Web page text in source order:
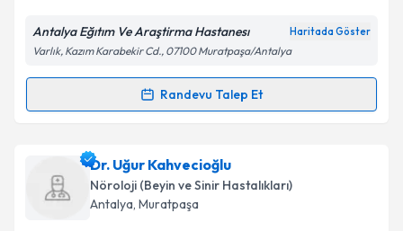
Kişisel verilerimin işlenmesine ilişkinAydınlatma
'ni okudum ve kişisel verilerimin belirtilen
kapsamda işlenmesini kabul ediyorum.
Takvim Talebini Gönder
Antalya Eğıtım Ve Araştirma Hastanesı Haritada Göster
Varlık, Kazım Karabekir Cd., 07100 Muratpaşa/Antalya
Randevu Talep Et
Randevu Takvimi Talebi
Uzm. Dr. Aysun Tıltakiçin randevu takvimi talebi
oluşturun. Size bu uzmandan randevu almanız için bir
takvim hazırlandığında e-posta ile bilgilendireceğiz.
Dr. Uğur Kahvecioğlu
Nöroloji (Beyin ve Sinir Hastalıkları)
Antalya, Muratpaşa